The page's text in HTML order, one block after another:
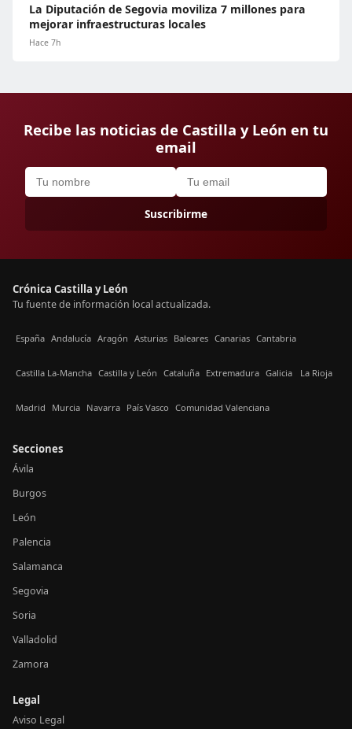
La Diputación de Segovia moviliza 7 millones para
mejorar infraestructuras locales
Hace 7h
Recibe las noticias de Castilla y León en tu
email
Suscribirme
Crónica Castilla y León
Tu fuente de información local actualizada.
España Andalucía Aragón Asturias Baleares Canarias Cantabria
Castilla La-Mancha Castilla y León Cataluña Extremadura Galicia La Rioja
Madrid Murcia Navarra País Vasco Comunidad Valenciana
Secciones
Ávila
Burgos
León
Palencia
Salamanca
Segovia
Soria
Valladolid
Zamora
Legal
Aviso Legal